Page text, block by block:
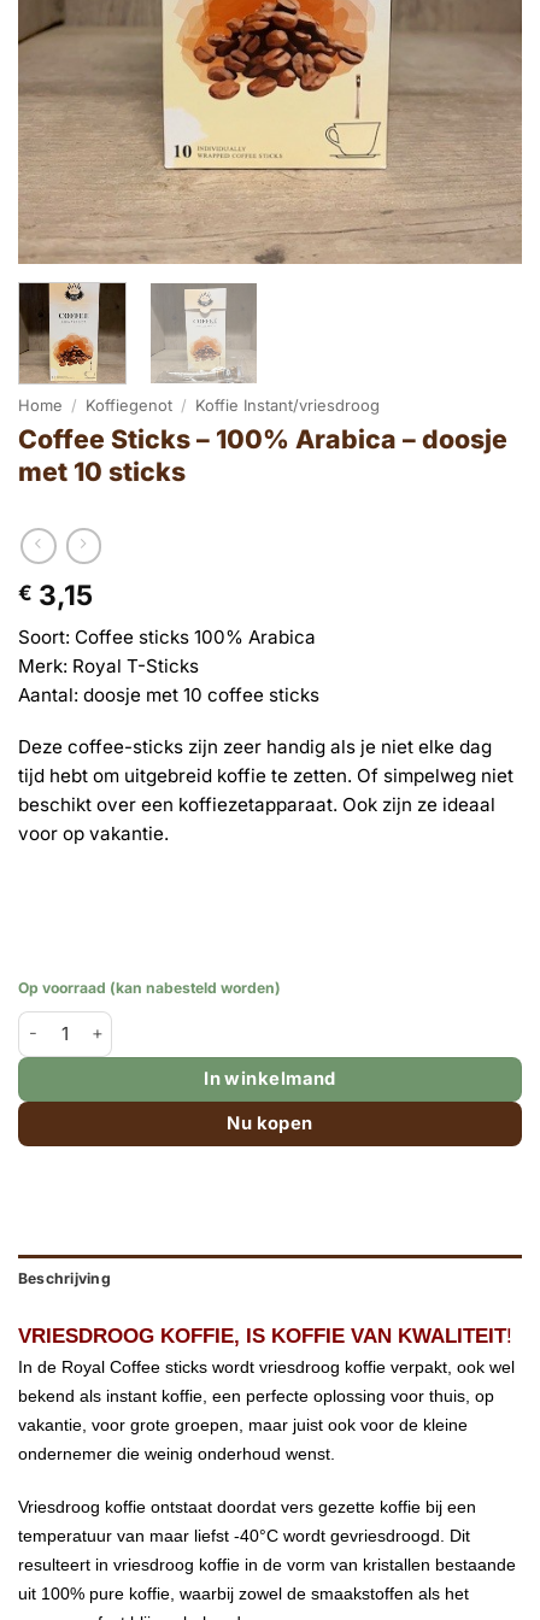
Home / Koffiegenot / Koffie Instant/vriesdroog
Coffee Sticks – 100% Arabica – doosje
met 10 sticks
€ 3,15
Soort: Coffee sticks 100% Arabica
Merk: Royal T-Sticks
Aantal: doosje met 10 coffee sticks
Deze coffee-sticks zijn zeer handig als je niet elke dag
tijd hebt om uitgebreid koffie te zetten. Of simpelweg niet
beschikt over een koffiezetapparaat. Ook zijn ze ideaal
voor op vakantie.
Op voorraad (kan nabesteld worden)
Coffee Sticks - 100% Arabica - doosje met 10 sticks aantal
In winkelmand
Nu kopen
Beschrijving
VRIESDROOG KOFFIE, IS KOFFIE VAN KWALITEIT!
In de Royal Coffee sticks wordt vriesdroog koffie verpakt, ook wel
bekend als instant koffie, een perfecte oplossing voor thuis, op
vakantie, voor grote groepen, maar juist ook voor de kleine
ondernemer die weinig onderhoud wenst.
Vriesdroog koffie ontstaat doordat vers gezette koffie bij een
temperatuur van maar liefst -40°C wordt gevriesdroogd. Dit
resulteert in vriesdroog koffie in de vorm van kristallen bestaande
uit 100% pure koffie, waarbij zowel de smaakstoffen als het